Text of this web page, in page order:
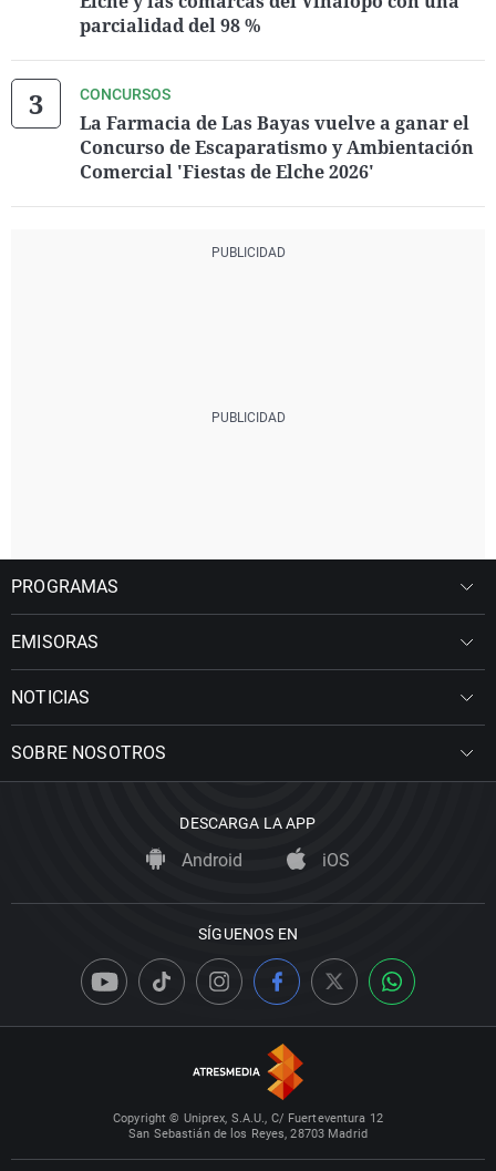
parcialidad del 98 %
CONCURSOS
La Farmacia de Las Bayas vuelve a ganar el
Concurso de Escaparatismo y Ambientación
Comercial 'Fiestas de Elche 2026'
PROGRAMAS
EMISORAS
NOTICIAS
SOBRE NOSOTROS
DESCARGA LA APP
Android iOS
SÍGUENOS EN
Copyright © Uniprex, S.A.U., C/ Fuerteventura 12
San Sebastián de los Reyes, 28703 Madrid